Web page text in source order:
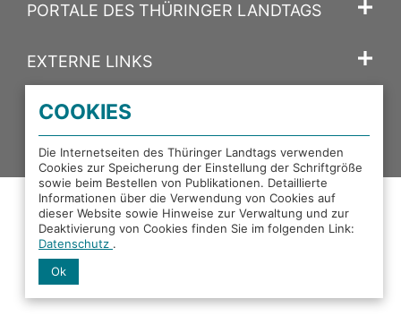
PORTALE DES THÜRINGER LANDTAGS
EXTERNE LINKS
Facebook Instagram YouTube Mastodon
COOKIES
Die Internetseiten des Thüringer Landtags verwenden
Cookies zur Speicherung der Einstellung der Schriftgröße
sowie beim Bestellen von Publikationen. Detaillierte
Informationen über die Verwendung von Cookies auf
dieser Website sowie Hinweise zur Verwaltung und zur
Deaktivierung von Cookies finden Sie im folgenden Link:
Datenschutz .
Ok